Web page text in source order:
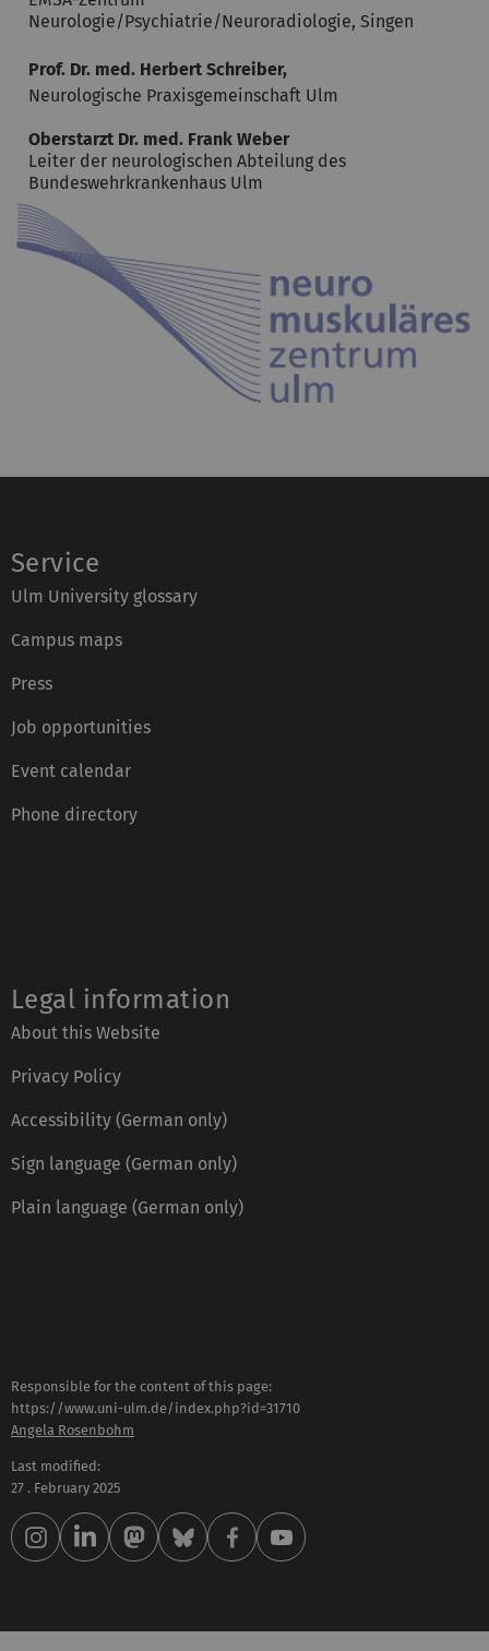
Neurologie/Psychiatrie/Neuroradiologie, Singen
Prof. Dr. med. Herbert Schreiber,
Neurologische Praxisgemeinschaft Ulm
Oberstarzt Dr. med. Frank Weber
Leiter der neurologischen Abteilung des
Bundeswehrkrankenhaus Ulm
Service
Ulm University glossary
Campus maps
Press
Job opportunities
Event calendar
Phone directory
Legal information
About this Website
Privacy Policy
Accessibility (German only)
Sign language (German only)
Plain language (German only)
Responsible for the content of this page:
https://www.uni-ulm.de/index.php?id=31710
Angela Rosenbohm
Last modified:
27 . February 2025